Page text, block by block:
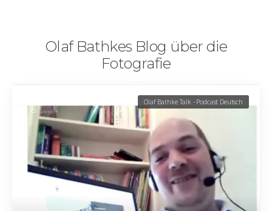
Olaf Bathkes Blog über die
Fotografie
Olaf Bathke Talk - Podcast Deutsch